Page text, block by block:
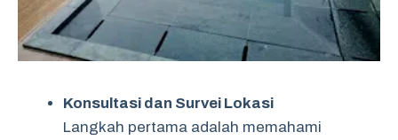
Konsultasi dan Survei Lokasi
Langkah pertama adalah memahami